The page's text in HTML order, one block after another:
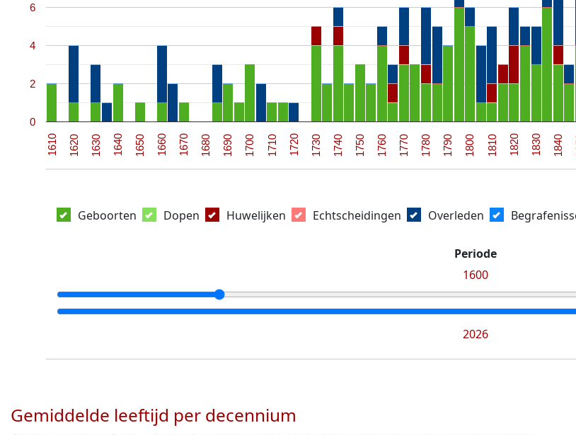
1610 1620 1630 1640 1650 1660 1670 1680 1690 1700 1710 1720 1730 1740 1750 1760 1770 1780 1790 1800 1810 1820 1830 1840
0
2
4
6
Geboorten
Dopen Huwelijken Echtscheidingen Overleden
Periode
1600
2026
Gemiddelde leeftijd per decennium